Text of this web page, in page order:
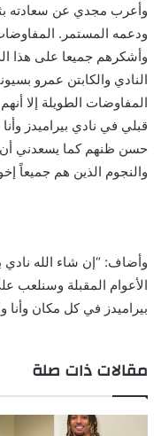
وأعرب مجدي عن سعادته
ودعمه المستمر.
وأشكرهم جميعا على هذا
النادي والكابتن عمرو
المفاوضات الطويلة إلا
قبلي في نادي بيراميدز
حسن ظنهم كما يسعدني
والنجوم الذين هم جميعاً
وأضاف: “إن شاء الله نادي
الأعوام المقبلة وسنلعب
بيراميدز في كل مكان وأنا
مقالات ذات صلة